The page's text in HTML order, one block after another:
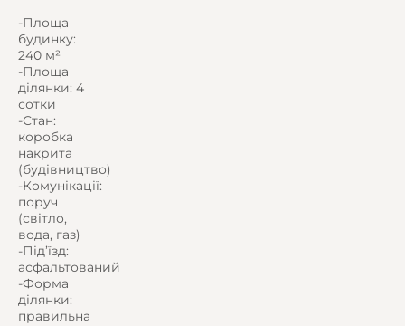
-Площа
будинку:
240 м²
-Площа
ділянки: 4
сотки
-Стан:
коробка
накрита
(будівництво)
-Комунікації:
поруч
(світло,
вода, газ)
-Під’їзд:
асфальтований
-Форма
ділянки:
правильна